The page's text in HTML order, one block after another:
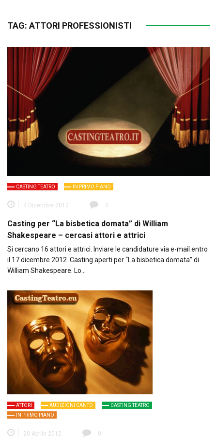
TAG: ATTORI PROFESSIONISTI
CASTING TEATRO IN PRIMO PIANO
4 Dicembre 2012 0
Casting per “La bisbetica domata” di William
Shakespeare – cercasi attori e attrici
Si cercano 16 attori e attrici. Inviare le candidature via e-mail entro
il 17 dicembre 2012. Casting aperti per “La bisbetica domata” di
William Shakespeare. Lo…
ATTORI AUDIZIONI CANTO
CASTING TEATRO
IN PRIMO PIANO
20 Aprile 2012 0